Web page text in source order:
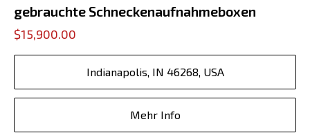
gebrauchte Schneckenaufnahmeboxen
$15,900.00
Indianapolis, IN 46268, USA
Mehr Info